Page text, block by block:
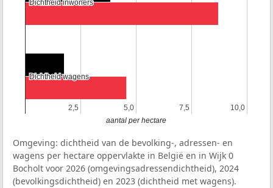
2,5
2,5 5,0
5,0 7,5
7,5 10,0
10,0
Dichtheid inwoners
Dichtheid inwoners
Dichtheid wagens
Dichtheid wagens
aantal per hectare
Omgeving: dichtheid van de bevolking-, adressen- en
wagens per hectare oppervlakte in België en in Wijk 0
Bocholt voor 2026 (omgevingsadressendichtheid), 2024
(bevolkingsdichtheid) en 2023 (dichtheid met wagens).